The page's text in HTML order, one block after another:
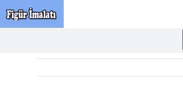
content